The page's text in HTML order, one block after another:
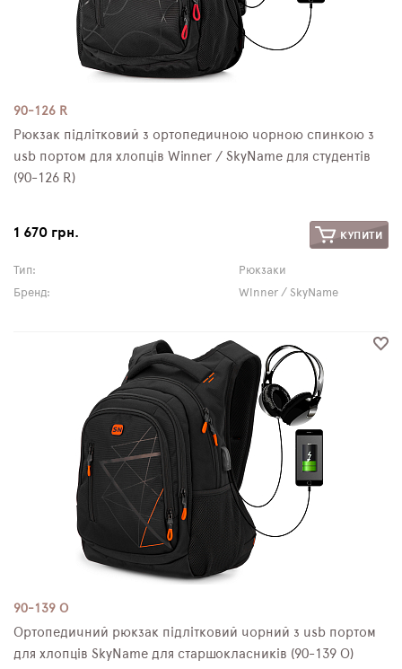
РОЗПРОДАЖ
90-126 R
Рюкзак підлітковий з ортопедичною чорною спинкою з
usb портом для хлопців Winner / SkyName для студентів
(90-126 R)
1 670 грн. КУПИТИ
Тип:
Рюкзаки
Бренд:
Winner / SkyName
90-139 О
Ортопедичний рюкзак підлітковий чорний з usb портом
для хлопців SkyName для старшокласників (90-139 О)